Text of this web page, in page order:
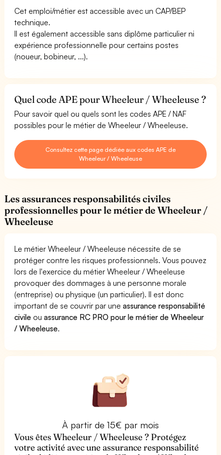
Cet emploi/métier est accessible avec un CAP/BEP
technique.
Il est également accessible sans diplôme particulier ni
expérience professionnelle pour certains postes
(noueur, bobineur, ...).
Quel code APE pour Wheeleur / Wheeleuse ?
Pour savoir quel ou quels sont les codes APE / NAF
possibles pour le métier de Wheeleur / Wheeleuse.
Consultez cette page dédiée aux codes APE de
Wheeleur / Wheeleuse
Les assurances responsabilités civiles
professionnelles pour le métier de Wheeleur /
Wheeleuse
Le métier Wheeleur / Wheeleuse nécessite de se
protéger contre les risques professionnels. Vous pouvez
lors de l'exercice du métier Wheeleur / Wheeleuse
provoquer des dommages à une personne morale
(entreprise) ou physique (un particulier). Il est donc
important de se couvrir par uneassurance responsabilité
civile ouassurance RC PRO pour le métier de Wheeleur
/ Wheeleuse.
À partir de 15€ par mois
Vous êtes Wheeleur / Wheeleuse ? Protégez
votre activité avec une assurance responsabilité